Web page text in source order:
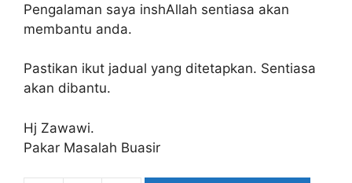
Pengalaman saya inshAllah sentiasa akan
membantu anda.
Pastikan ikut jadual yang ditetapkan. Sentiasa
akan dibantu.
Hj Zawawi.
Pakar Masalah Buasir